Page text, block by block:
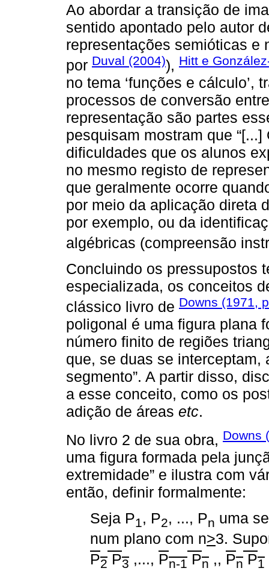
Ao abordar a transição de
sentido apontado pelo autor
representações semióticas e
por Duval (2004)), Hitt e
no tema ‘funções e cálculo’,
processos de conversão
representação são partes
pesquisam mostram que
dificuldades que os alunos
no mesmo registo de
que geralmente ocorre
por meio da aplicação direta
por exemplo, ou da
algébricas (compreensão
Concluindo os pressupostos
especializada, os conceitos
clássico livro de Downs (1971,
poligonal é uma figura plana
número finito de regiões
que, se duas se interceptam,
segmento”. A partir disso,
a esse conceito, como os
adição de áreas etc.
No livro 2 de sua obra, Downs
uma figura formada pela
extremidade” e ilustra com
então, definir formalmente:
Seja P1, P2, ..., Pn uma
num plano com n>3.
P2 P3 ,..., Pn-1 Pn ,, Pn P1